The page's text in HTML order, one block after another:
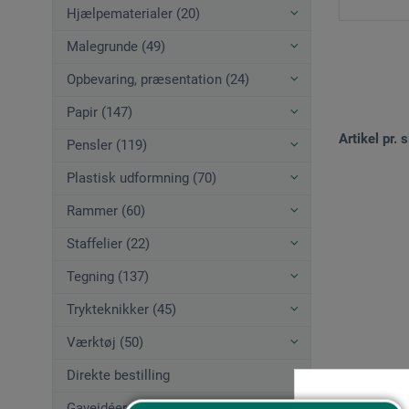
Hjælpematerialer (20)
Malegrunde (49)
Opbevaring, præsentation (24)
Papir (147)
Pensler (119)
Plastisk udformning (70)
Rammer (60)
Staffelier (22)
Tegning (137)
Trykteknikker (45)
Værktøj (50)
Direkte bestilling
Artikel pr.